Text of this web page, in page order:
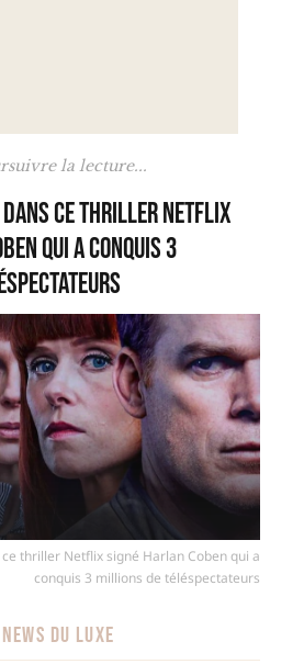
la lecture...
dans ce thriller Netflix
qui a conquis 3
thriller Netflix signé Harlan Coben qui a
conquis 3 millions de téléspectateurs
NEWS DU LUXE